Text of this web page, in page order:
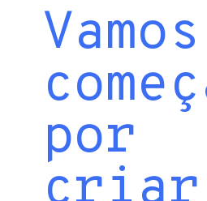
Vamos
por